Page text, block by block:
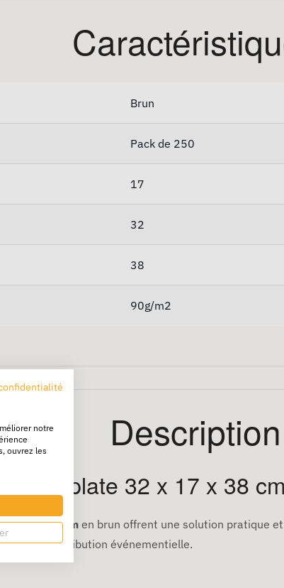
Brun
Pack de 250
17
32
38
90g/m2
Description
plate 32 x 17 x 38
x 17 x 38 cm en brun offrent une solution pratique
ou la distribution événementielle.
notre
ouvrez les